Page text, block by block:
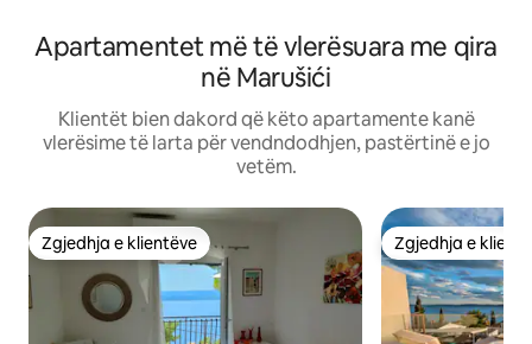
Apartamentet më të vlerësuara me qira
në Marušići
Klientët bien dakord që këto apartamente kanë
vlerësime të larta për vendndodhjen, pastërtinë e jo
vetëm.
Zgjedhja e klientëve
Zgjedhja e klientëve Zgjedhja e
Zgjedhja e